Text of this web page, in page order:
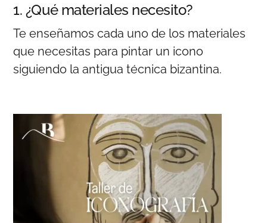
1. ¿Qué materiales necesito?
Te enseñamos cada uno de los materiales
que necesitas para pintar un icono
siguiendo la antigua técnica bizantina.